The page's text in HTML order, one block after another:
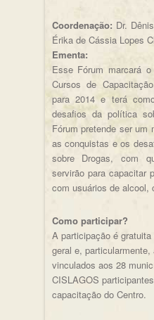
Coordenação: Dr.
Érika de Cássia Lopes
Ementa:
Esse Fórum marcará
Cursos de
para 2014 e terá
desafios da política
Fórum pretende ser um
as conquistas e os
sobre Drogas, com
servirão para capacitar
com usuários de alcool,
Como participar?
A participação é
geral e,
vinculados aos 28
CISLAGOS
capacitação do Centro.